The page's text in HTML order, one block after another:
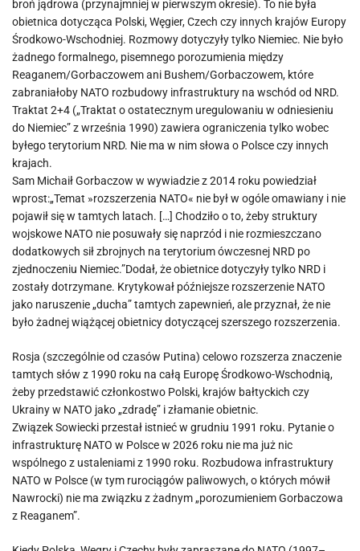
broń jądrowa (przynajmniej w pierwszym okresie). To nie była
obietnica dotycząca Polski, Węgier, Czech czy innych krajów Europy
Środkowo-Wschodniej. Rozmowy dotyczyły tylko Niemiec. Nie było
żadnego formalnego, pisemnego porozumienia między
Reaganem/Gorbaczowem ani Bushem/Gorbaczowem, które
zabraniałoby NATO rozbudowy infrastruktury na wschód od NRD.
Traktat 2+4 („Traktat o ostatecznym uregulowaniu w odniesieniu
do Niemiec” z września 1990) zawiera ograniczenia tylko wobec
byłego terytorium NRD. Nie ma w nim słowa o Polsce czy innych
krajach.
Sam Michaił Gorbaczow w wywiadzie z 2014 roku powiedział
wprost:„Temat »rozszerzenia NATO« nie był w ogóle omawiany i nie
pojawił się w tamtych latach. […] Chodziło o to, żeby struktury
wojskowe NATO nie posuwały się naprzód i nie rozmieszczano
dodatkowych sił zbrojnych na terytorium ówczesnej NRD po
zjednoczeniu Niemiec.”Dodał, że obietnice dotyczyły tylko NRD i
zostały dotrzymane. Krytykował późniejsze rozszerzenie NATO
jako naruszenie „ducha” tamtych zapewnień, ale przyznał, że nie
było żadnej wiążącej obietnicy dotyczącej szerszego rozszerzenia.
Rosja (szczególnie od czasów Putina) celowo rozszerza znaczenie
tamtych słów z 1990 roku na całą Europę Środkowo-Wschodnią,
żeby przedstawić członkostwo Polski, krajów bałtyckich czy
Ukrainy w NATO jako „zdradę” i złamanie obietnic.
Związek Sowiecki przestał istnieć w grudniu 1991 roku. Pytanie o
infrastrukturę NATO w Polsce w 2026 roku nie ma już nic
wspólnego z ustaleniami z 1990 roku. Rozbudowa infrastruktury
NATO w Polsce (w tym rurociągów paliwowych, o których mówił
Nawrocki) nie ma związku z żadnym „porozumieniem Gorbaczowa
z Reaganem”.